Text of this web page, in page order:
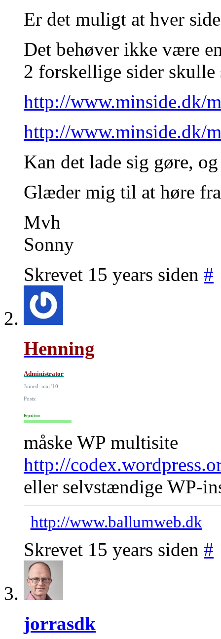
Er det muligt at hver
Det behøver ikke være
2 forskellige sider skulle
http://www.minside.dk/
http://www.minside.dk/
Kan det lade sig gøre,
Glæder mig til at høre
Mvh
Sonny
Skrevet 15 years siden #
Henning
Administrator
Joined: maj '10
Posts:
Reputation:
måske WP multisite
http://
eller selvstændige WP-
http://www.ballumweb.dk
Skrevet 15 years siden #
jorrasdk